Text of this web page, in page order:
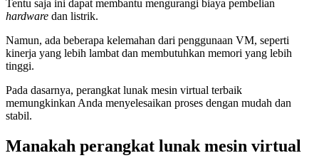
Tentu saja ini dapat membantu mengurangi biaya pembelian
hardware dan listrik.
Namun, ada beberapa kelemahan dari penggunaan VM, seperti
kinerja yang lebih lambat dan membutuhkan memori yang lebih
tinggi.
Pada dasarnya, perangkat lunak mesin virtual terbaik
memungkinkan Anda menyelesaikan proses dengan mudah dan
stabil.
Manakah perangkat lunak mesin virtual